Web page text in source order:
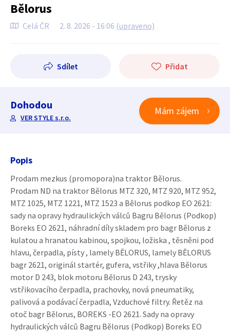
Bělorus
Celá ČR 2. 8. 2026 - 16:06 (upraveno)
Sdílet Přidat
Dohodou
VER STYLE s.r.o.
Mám zájem
Popis
Prodam mezkus (promopora)na traktor Bělorus.
Prodam ND na traktor Bělorus MTZ 320, MTZ 920, MTZ 952,
MTZ 1025, MTZ 1221, MTZ 1523 a Bělorus podkop EO 2621:
sady na opravy hydraulických válců Bagru Bělorus (Podkop)
Boreks EO 2621, náhradní díly skladem pro bagr Bělorus z
kulatou a hranatou kabinou, spojkou, ložiska , těsněni pod
hlavu, čerpadla, písty , lamely BĚLORUS, lamely BĚLORUS
bagr 2621, originál startér, gufera, vstřiky ,hlava Bělorus
motor D 243, blok motoru Bělorus D 243, trysky
vstřikovacího čerpadla, prachovky, nová pneumatiky,
palivová a podávací čerpadla, Vzduchové filtry. Řetěz na
otoč bagr Bělorus, BOREKS -EO 2621. Sady na opravy
hydraulických válců Bagru Bělorus (Podkop) Boreks EO